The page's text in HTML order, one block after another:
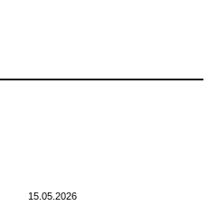
15.05.2026